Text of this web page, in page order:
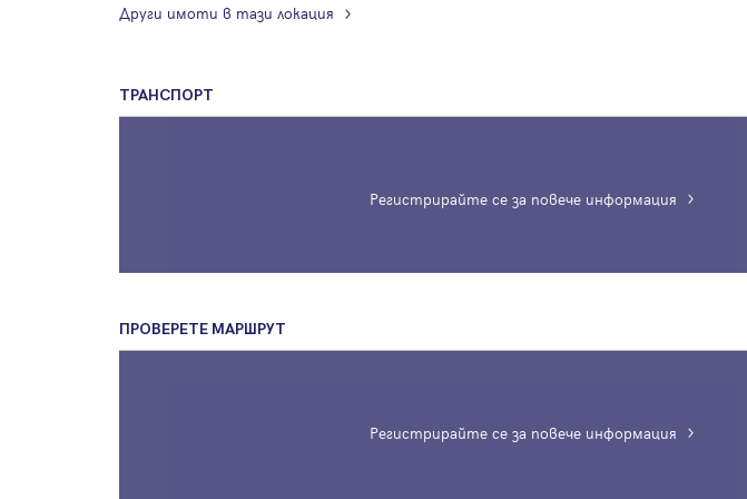
Други имоти в тази локация
ТРАНСПОРТ
Регистрирайте се за повече информация
ПРОВЕРЕТЕ МАРШРУТ
Регистрирайте се за повече информация